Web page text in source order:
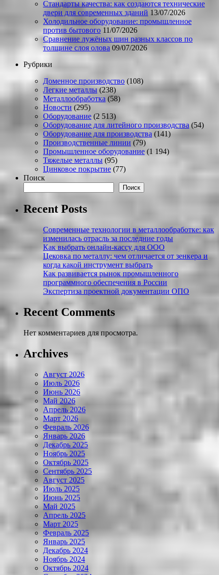
Стандарты качества: как создаются технические
двери для современных зданий 13/07/2026
Холодильное оборудование: промышленное
против бытового 11/07/2026
Сравнение лужёных шин разных классов по
толщине слоя олова 09/07/2026
Рубрики
Доменное производство (108)
Легкие металлы (238)
Металлообработка (58)
Новости (295)
Оборудование (2 513)
Оборудование для литейного производства (54)
Оборудование для производства (141)
Производственные линии (79)
Промышленное оборудование (1 194)
Тяжелые металлы (95)
Цинковое покрытие (77)
Поиск
Поиск
Recent Posts
Современные технологии в металлообработке: как
изменилась отрасль за последние годы
Как выбрать онлайн-кассу для ООО
Цековка по металлу: чем отличается от зенкера и
когда какой инструмент выбрать
Как развивается рынок промышленного
программного обеспечения в России
Экспертиза проектной документации ОПО
Recent Comments
Нет комментариев для просмотра.
Archives
Август 2026
Июль 2026
Июнь 2026
Май 2026
Апрель 2026
Март 2026
Февраль 2026
Январь 2026
Декабрь 2025
Ноябрь 2025
Октябрь 2025
Сентябрь 2025
Август 2025
Июль 2025
Июнь 2025
Май 2025
Апрель 2025
Март 2025
Февраль 2025
Январь 2025
Декабрь 2024
Ноябрь 2024
Октябрь 2024